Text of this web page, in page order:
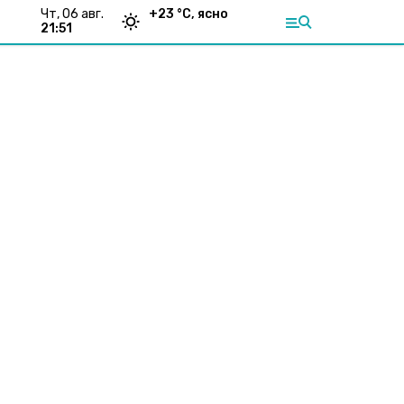
чт, 06 авг.
21:51
+23 °С, ясно